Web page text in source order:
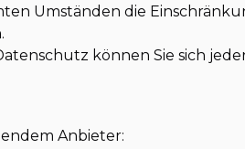
Umständen die
können Sie sich
Anbieter: